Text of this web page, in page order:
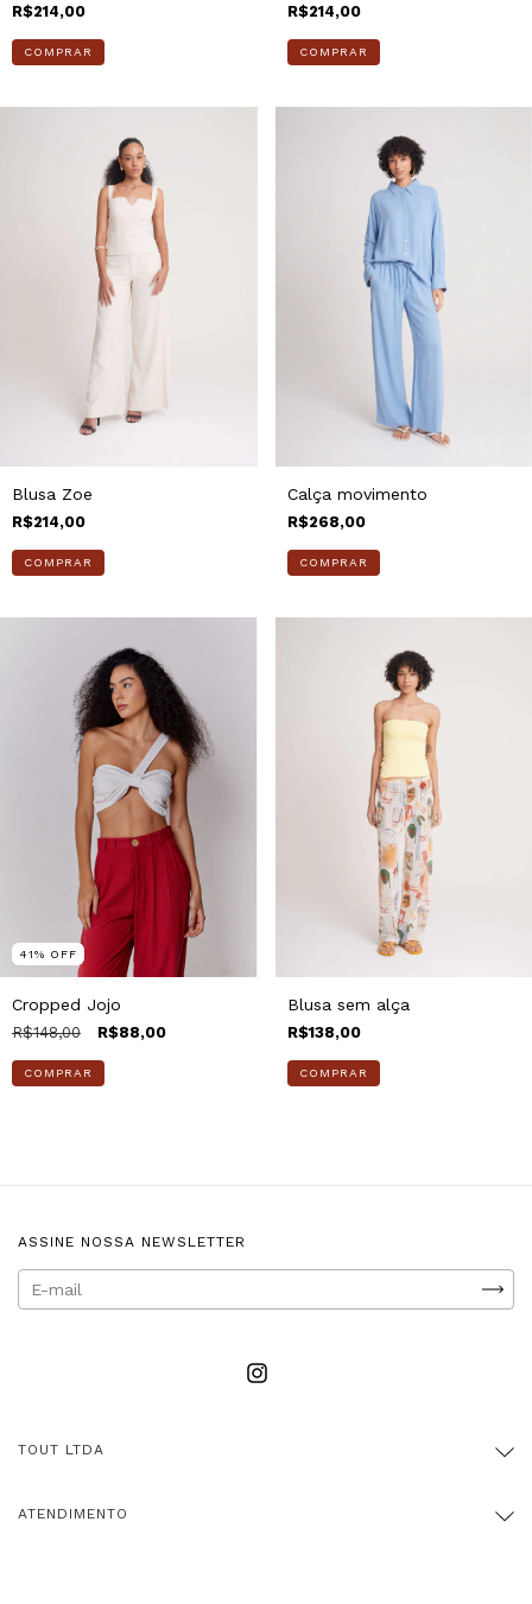
R$214,00
COMPRAR
R$214,00
COMPRAR
Blusa Zoe
R$214,00
COMPRAR
Calça movimento
R$268,00
COMPRAR
41% OFF
Cropped Jojo
R$148,00 R$88,00
COMPRAR
Blusa sem alça
R$138,00
COMPRAR
ASSINE NOSSA NEWSLETTER
TOUT LTDA
ATENDIMENTO